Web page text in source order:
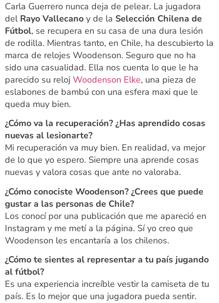
Carla Guerrero nunca deja de pelear. La jugadora
del Rayo Vallecano y de la Selección Chilena de
Fútbol, se recupera en su casa de una dura lesión
de rodilla. Mientras tanto, en Chile, ha descubierto la
marca de relojes Woodenson. Seguro que no ha
sido una casualidad. Ella nos cuenta lo que le ha
parecido su reloj Woodenson Elke, una pieza de
eslabones de bambú con una esfera maxi que le
queda muy bien.
¿Cómo va la recuperación? ¿Has aprendido cosas
nuevas al lesionarte?
Mi recuperación va muy bien. En realidad, va mejor
de lo que yo espero. Siempre una aprende cosas
nuevas y valora cosas que ante no valoraba.
¿Cómo conociste Woodenson? ¿Crees que puede
gustar a las personas de Chile?
Los conocí por una publicación que me apareció en
Instagram y me metí a la página. Sí yo creo que
Woodenson les encantaría a los chilenos.
¿Cómo te sientes al representar a tu país jugando
al fútbol?
Es una experiencia increíble vestir la camiseta de tu
país. Es lo mejor que una jugadora pueda sentir.